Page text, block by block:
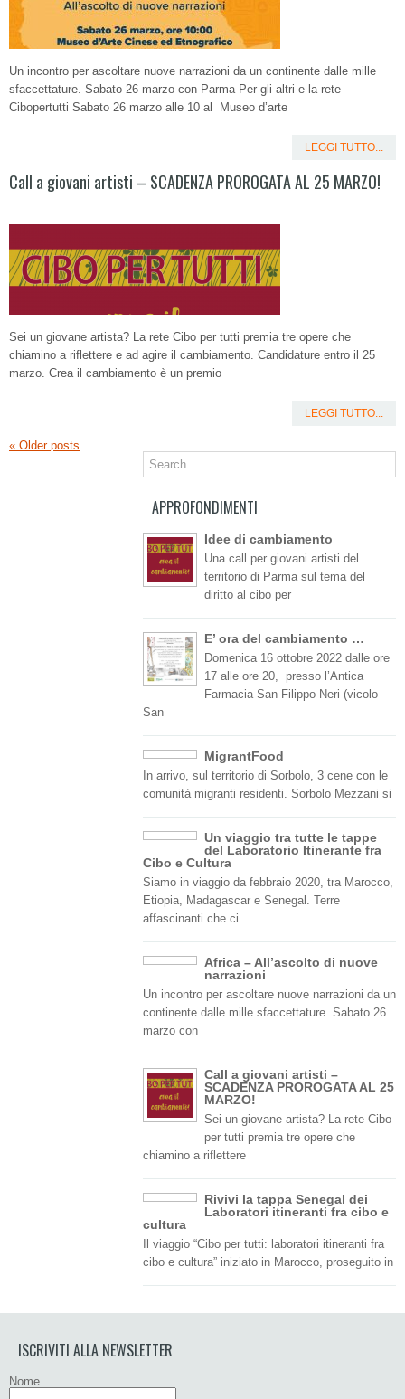
Un incontro per ascoltare nuove narrazioni da un continente dalle mille
sfaccettature. Sabato 26 marzo con Parma Per gli altri e la rete
Cibopertutti Sabato 26 marzo alle 10 al Museo d’arte
LEGGI TUTTO...
Call a giovani artisti – SCADENZA PROROGATA AL 25 MARZO!
Sei un giovane artista? La rete Cibo per tutti premia tre opere che
chiamino a riflettere e ad agire il cambiamento. Candidature entro il 25
marzo. Crea il cambiamento è un premio
LEGGI TUTTO...
« Older posts
APPROFONDIMENTI
Idee di cambiamento
Una call per giovani artisti del
territorio di Parma sul tema del
diritto al cibo per
E’ ora del cambiamento …
Domenica 16 ottobre 2022 dalle ore
17 alle ore 20, presso l’Antica
Farmacia San Filippo Neri (vicolo
San
MigrantFood
In arrivo, sul territorio di Sorbolo, 3 cene con le
comunità migranti residenti. Sorbolo Mezzani si
Un viaggio tra tutte le tappe
del Laboratorio Itinerante fra
Cibo e Cultura
Siamo in viaggio da febbraio 2020, tra Marocco,
Etiopia, Madagascar e Senegal. Terre
affascinanti che ci
Africa – All’ascolto di nuove
narrazioni
Un incontro per ascoltare nuove narrazioni da un
continente dalle mille sfaccettature. Sabato 26
marzo con
Call a giovani artisti –
SCADENZA PROROGATA AL 25
MARZO!
Sei un giovane artista? La rete Cibo
per tutti premia tre opere che
chiamino a riflettere
Rivivi la tappa Senegal dei
Laboratori itineranti fra cibo e
cultura
Il viaggio “Cibo per tutti: laboratori itineranti fra
cibo e cultura” iniziato in Marocco, proseguito in
ISCRIVITI ALLA NEWSLETTER
Nome